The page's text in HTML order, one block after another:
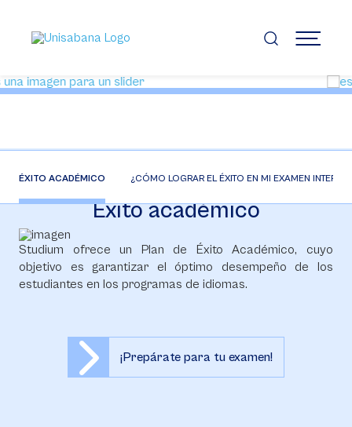
contenido
principal
MENÚ
ÉXITO ACADÉMICO ¿CÓMO LOGRAR EL ÉXITO EN MI EXAMEN
Éxito académico
Studium ofrece un Plan de Éxito Académico, cuyo
objetivo es garantizar el óptimo desempeño de los
estudiantes en los programas de idiomas.
¡Prepárate para tu examen!